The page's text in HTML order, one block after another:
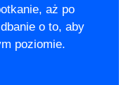
aż po
o to, aby
poziomie.